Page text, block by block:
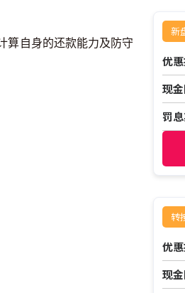
自身的还款能力及防守
新
优
现
罚
转
优
现